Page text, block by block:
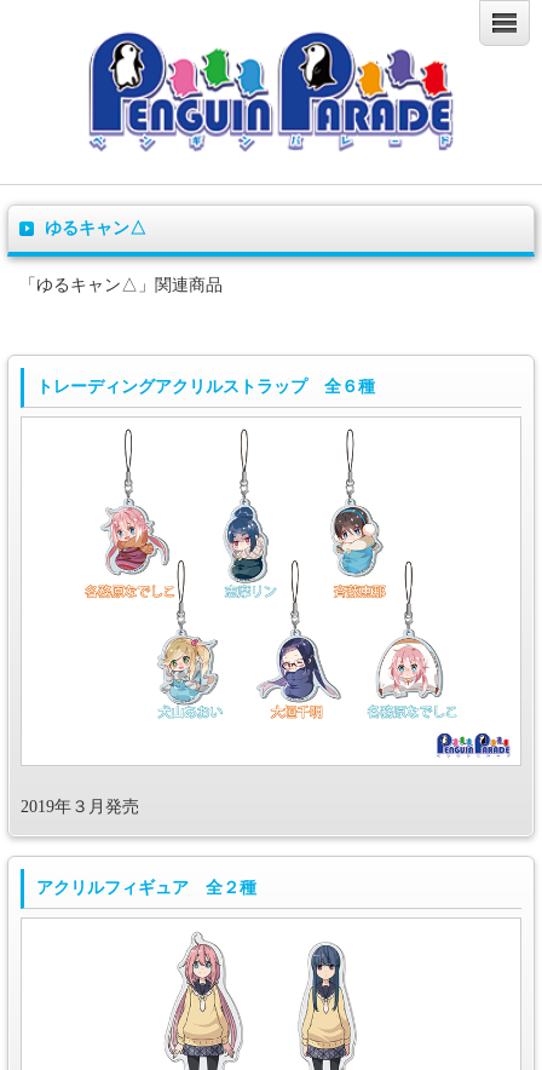
ゆるキャン△
「ゆるキャン△」関連商品
トレーディングアクリルストラップ 全６種
2019年３月発売
アクリルフィギュア 全２種